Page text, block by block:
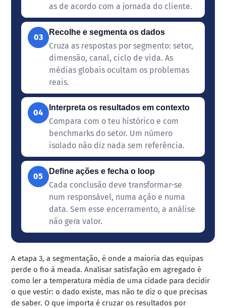
as de acordo com a jornada do cliente.
03
Recolhe e segmenta os dados
Cruza as respostas por segmento: setor,
dimensão, canal, ciclo de vida. As
médias globais ocultam os problemas
reais.
04
Interpreta os resultados em contexto
Compara com o teu histórico e com
benchmarks do setor. Um número
isolado não diz nada sem referência.
05
Define ações e fecha o loop
Cada conclusão deve transformar-se
num responsável, numa ação e numa
data. Sem esse encerramento, a análise
não gera valor.
A etapa 3, a segmentação, é onde a maioria das equipas
perde o fio à meada. Analisar satisfação em agregado é
como ler a temperatura média de uma cidade para decidir
o que vestir: o dado existe, mas não te diz o que precisas
de saber. O que importa é cruzar os resultados por